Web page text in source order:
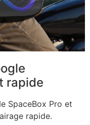
rapide
SpaceBox Pro et
rapide.